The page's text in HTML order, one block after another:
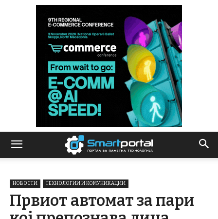
НОВОСТИ ТЕХНОЛОГИИ И КОМУНИКАЦИИ
Првиот автомат за пари